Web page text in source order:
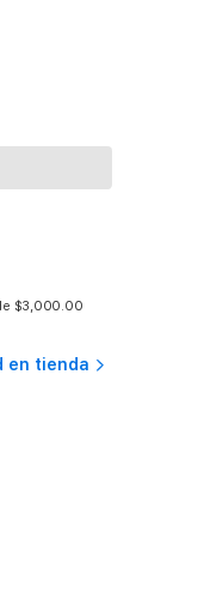
$3,000.00
en tienda